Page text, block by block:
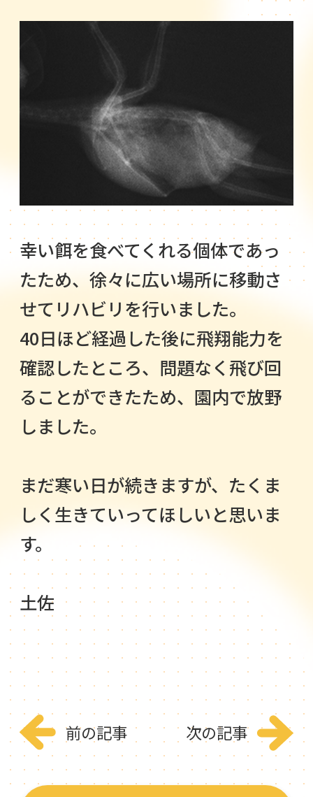
幸い餌を食べてくれる個体であっ
たため、徐々に広い場所に移動さ
せてリハビリを行いました。
40日ほど経過した後に飛翔能力を
確認したところ、問題なく飛び回
ることができたため、園内で放野
しました。
まだ寒い日が続きますが、たくま
しく生きていってほしいと思いま
す。
土佐
前の記事 次の記事